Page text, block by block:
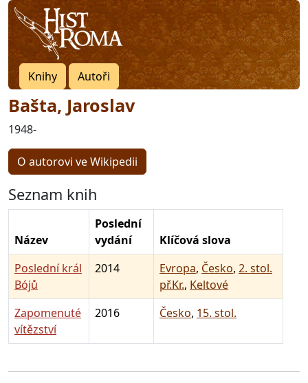
Knihy Autoři
Bašta, Jaroslav
1948-
O autorovi ve Wikipedii
Seznam knih
Název
Poslední
vydání
Klíčová slova
Poslední král
Bójů
2014 Evropa, Česko, 2. stol.
př.Kr., Keltové
Zapomenuté
vítězství
2016 Česko, 15. stol.